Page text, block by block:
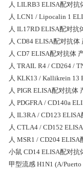
人 LILRB3 ELISA配对
人 LCN1 / Lipocalin 1
人 IL17RD ELISA配对
人 CD84 ELISA配对抗
人 CD7 ELISA配对抗体
人 TRAIL R4 / CD264 /
人 KLK13 / Kallikrein 13
人 PIGR ELISA配对抗体
人 PDGFRA / CD140a
人 IL3RA / CD123
人 CTLA4 / CD152
人 MSR1 / CD204
小鼠 CD14 ELISA配对
甲型流感 H1N1 (A/